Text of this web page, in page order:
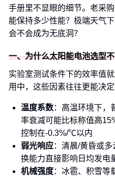
手册里不显眼的细节。老采
能保持多少性能？极端天气
会不会成为无底洞？
一、为什么太阳能电池选型
实验室测试条件下的效率值
用中，这些因素往往更能决定
温度系数：高温环境下，
率衰减可能比标称值高
控制在-0.3%/℃以内
弱光响应：清晨/黄昏或
换能力直接影响日均发电
机械强度：冰雹、积雪等